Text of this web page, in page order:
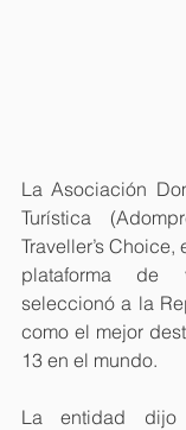
La Asociación
Turística
Traveller’s
plataforma de
seleccionó a la
como el mejor
13 en el mundo.
La entidad